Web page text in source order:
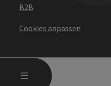
MENÜ
B2B
Cookies anpassen